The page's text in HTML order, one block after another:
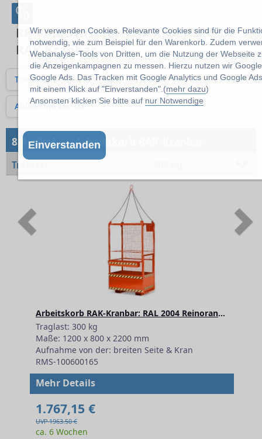
Wir verwenden Cookies. Relevante Cookies sind für die
notwendig, wie zum Beispiel für den Warenkorb. Zudem
Webanalyse-Tools von Dritten, um die Nutzung der Webseite
die Anzeigenkampagnen zu messen. Hierzu nutzen wir
Google Ads. Das Tracken mit Google Analytics und Google
mit einem Klick auf "Einverstanden".(mehr dazu)
Ansonsten klicken Sie bitte auf nur Notwendige
Einverstanden
%
RR - Industrietechnik Arbeitskorb
RAK-Kranbar
Traglast Maße
Aufnahme von der
8 Artikel→Arbeitskorb RAK-Kranbar
Traglast
Arbeitskorb RAK-Kranbar: RAL 2004 Reinorange
Traglast: 300 kg
Maße: 1200 x 800 x 2200 mm
Aufnahme von der: breiten Seite & Kran
RMS-100600165
Mehr Details
1.767,15 €
UVP 1963.50 €
ca. 6 Wochen